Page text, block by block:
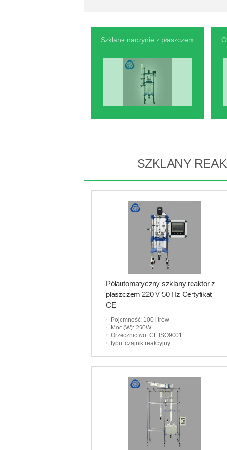
Szklane naczynie z płaszczem
SZKLANY
Półautomatyczny szklany reaktor z
płaszczem 220 V 50 Hz Certyfikat
CE
Pojemność: 100 litrów
Moc (W): 250W
Orzecznictwo: CE,ISO9001
typu: czajnik reakcyjny